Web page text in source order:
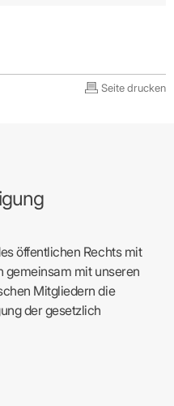
Seite drucken
öffentlichen Rechts mit
gemeinsam mit unseren
Mitgliedern die
der gesetzlich